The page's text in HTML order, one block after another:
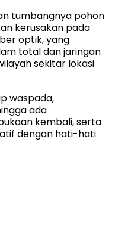
tumbangnya pohon
kerusakan pada
optik, yang
total dan jaringan
sekitar lokasi
waspada,
ada
kembali, serta
dengan hati-hati